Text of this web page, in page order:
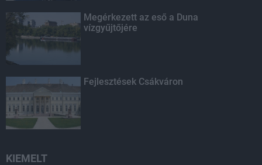
Megérkezett az eső a Duna
vízgyűjtőjére
Fejlesztések Csákváron
KIEMELT